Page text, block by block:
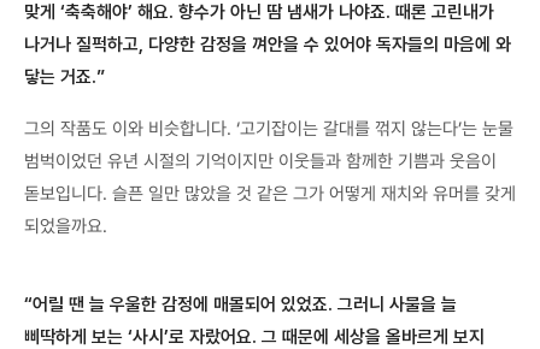
맞게 ‘축축해야’ 해요. 향수가 아닌 땀 냄새가 나야죠. 때론 고린내가
나거나 질퍽하고, 다양한 감정을 껴안을 수 있어야 독자들의 마음에 와
닿는 거죠.”
그의 작품도 이와 비슷합니다. ‘고기잡이는 갈대를 꺾지 않는다’는 눈물
범벅이었던 유년 시절의 기억이지만 이웃들과 함께한 기쁨과 웃음이
돋보입니다. 슬픈 일만 많았을 것 같은 그가 어떻게 재치와 유머를 갖게
되었을까요.
“어릴 땐 늘 우울한 감정에 매몰되어 있었죠. 그러니 사물을 늘
삐딱하게 보는 ‘사시’로 자랐어요. 그 때문에 세상을 올바르게 보지